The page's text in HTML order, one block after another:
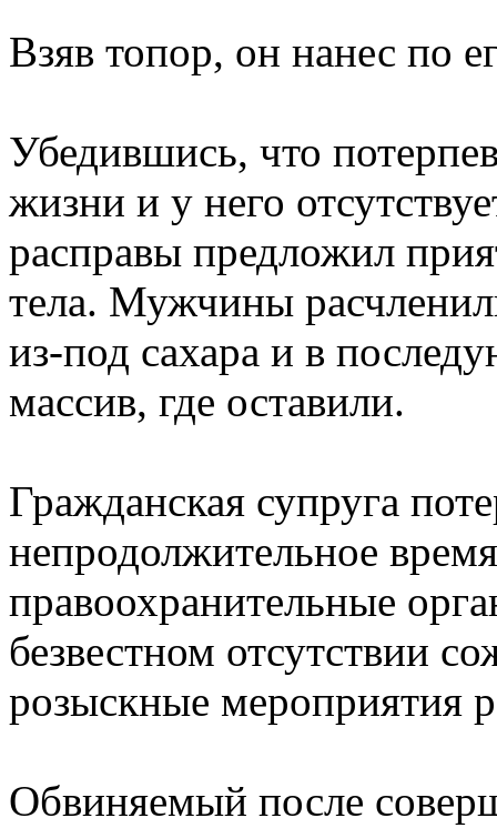
Взяв топор, он нанес по
Убедившись, что
жизни и у него
расправы предложил
тела. Мужчины
из-под сахара и в
массив, где оставили.
Гражданская супруга
непродолжительное
правоохранительные
безвестном отсутствии
розыскные мероприятия
Обвиняемый после